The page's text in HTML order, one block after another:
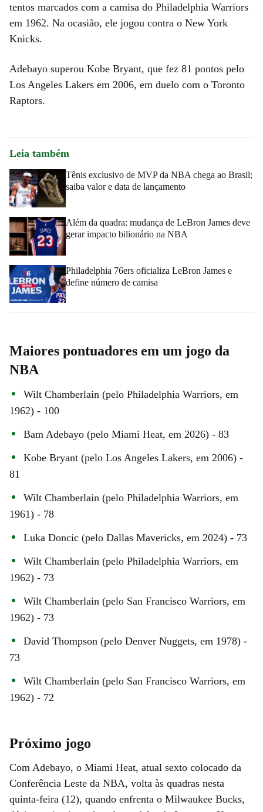
tentos marcados com a camisa do Philadelphia Warriors
em 1962. Na ocasião, ele jogou contra o New York
Knicks.
Adebayo superou Kobe Bryant, que fez 81 pontos pelo
Los Angeles Lakers em 2006, em duelo com o Toronto
Raptors.
Leia também
Tênis exclusivo de MVP da NBA chega ao Brasil;
saiba valor e data de lançamento
Além da quadra: mudança de LeBron James deve
gerar impacto bilionário na NBA
Philadelphia 76ers oficializa LeBron James e
define número de camisa
Maiores pontuadores em um jogo da
NBA
Wilt Chamberlain (pelo Philadelphia Warriors, em
1962) - 100
Bam Adebayo (pelo Miami Heat, em 2026) - 83
Kobe Bryant (pelo Los Angeles Lakers, em 2006) -
81
Wilt Chamberlain (pelo Philadelphia Warriors, em
1961) - 78
Luka Doncic (pelo Dallas Mavericks, em 2024) - 73
Wilt Chamberlain (pelo Philadelphia Warriors, em
1962) - 73
Wilt Chamberlain (pelo San Francisco Warriors, em
1962) - 73
David Thompson (pelo Denver Nuggets, em 1978) -
73
Wilt Chamberlain (pelo San Francisco Warriors, em
1962) - 72
Próximo jogo
Com Adebayo, o Miami Heat, atual sexto colocado da
Conferência Leste da NBA, volta às quadras nesta
quinta-feira (12), quando enfrenta o Milwaukee Bucks,